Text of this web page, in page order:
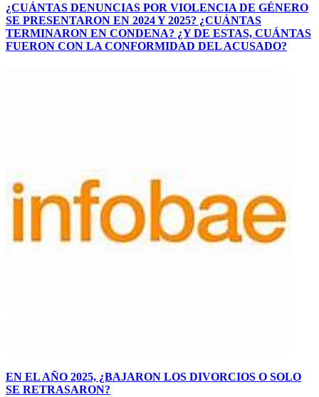
¿CUÁNTAS DENUNCIAS POR VIOLENCIA DE GÉNERO
SE PRESENTARON EN 2024 Y 2025? ¿CUÁNTAS
TERMINARON EN CONDENA? ¿Y DE ESTAS, CUÁNTAS
FUERON CON LA CONFORMIDAD DEL ACUSADO?
EN EL AÑO 2025, ¿BAJARON LOS DIVORCIOS O SOLO
SE RETRASARON?